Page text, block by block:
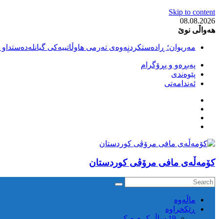
Skip to content
08.08.2026
هەواڵی نوێ
مەریوان؛ ڕادەستکردنەوەی تەرمی هاوڵاتییەکی
سەقز؛ دەسبەسەری دوو گەنج لەلایەن هێزە ئەمنییەکانی
کوژرانی هاوڵاتییەکی خەڵکی سەردەشت لە کاتی کۆڵبەری لە
مەریوان و ڕوانسەر؛ کوژرانی دوو هاوڵاتی لە کاتی
پەیڕەو و پڕۆگرام
پێوەندی
ئەندامەتی
كۆمه‌ڵه‌ی مافی مرۆڤی کوردستان
ماڵه‌وه‌
ڕێکخراوە